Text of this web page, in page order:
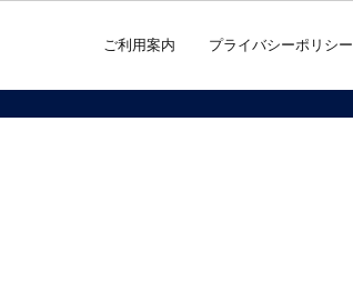
ご利用案内 プライバシーポリシー